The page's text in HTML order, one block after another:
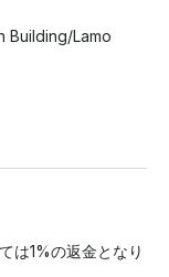
Building/Lamo
は1%の返金となり